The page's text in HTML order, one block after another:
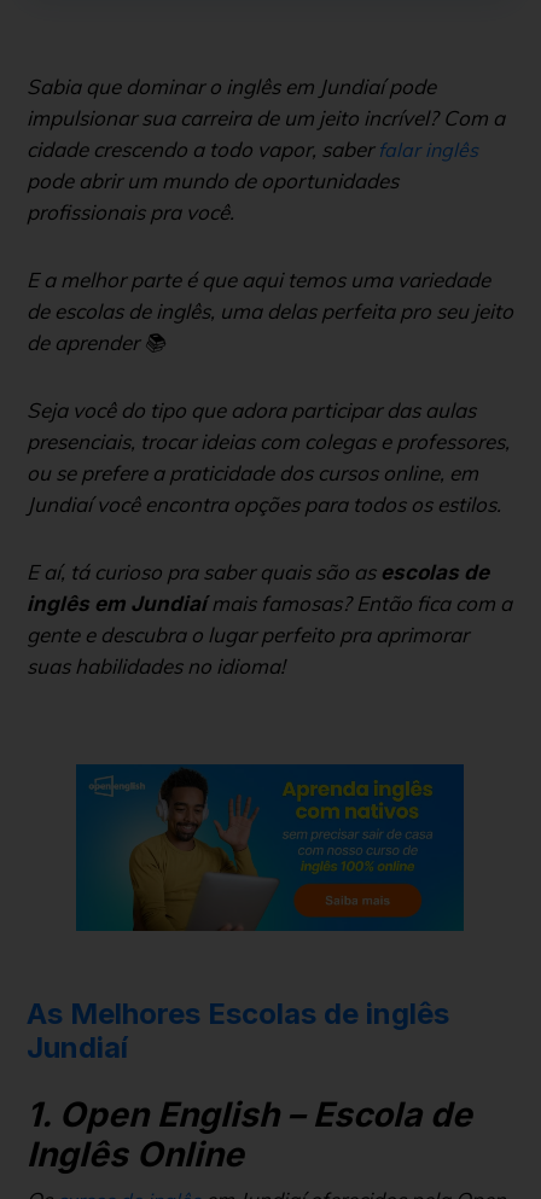
Sabia que dominar o inglês em Jundiaí pode
impulsionar sua carreira de um jeito incrível? Com a
cidade crescendo a todo vapor, saber falar inglês
pode abrir um mundo de oportunidades
profissionais pra você.
E a melhor parte é que aqui temos uma variedade
de escolas de inglês, uma delas perfeita pro seu jeito
de aprender 📚
Seja você do tipo que adora participar das aulas
presenciais, trocar ideias com colegas e professores,
ou se prefere a praticidade dos cursos online, em
Jundiaí você encontra opções para todos os estilos.
E aí, tá curioso pra saber quais são as escolas de
inglês em Jundiaímais famosas? Então fica com a
gente e descubra o lugar perfeito pra aprimorar
suas habilidades no idioma!
As Melhores Escolas de inglês
Jundiaí
1. Open English – Escola de
Inglês Online